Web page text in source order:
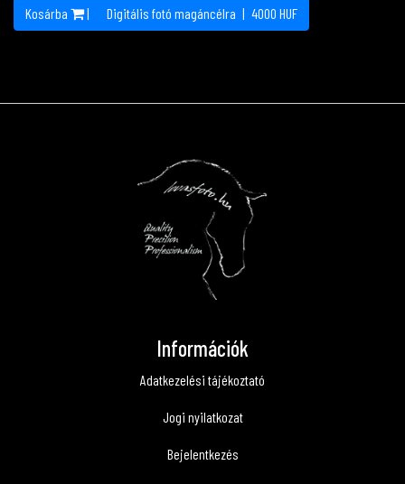
Kosárba | Digitális fotó magáncélra | 4000 HUF
Információk
Adatkezelési tájékoztató
Jogi nyilatkozat
Bejelentkezés